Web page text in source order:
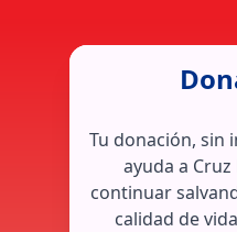
Tu donación, sin
ayuda a Cruz
continuar
calidad de